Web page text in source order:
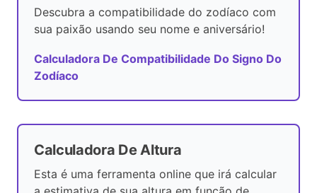
Descubra a compatibilidade do zodíaco com
sua paixão usando seu nome e aniversário!
Calculadora De Compatibilidade Do Signo Do
Zodíaco
Calculadora De Altura
Esta é uma ferramenta online que irá calcular